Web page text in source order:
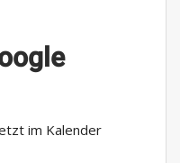
im Kalender